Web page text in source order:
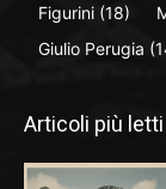
Figurini (18)
Giulio Perugia
Articoli più letti